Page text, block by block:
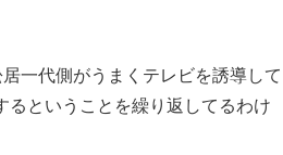
一代側がうまくテレビを誘導して
るということを繰り返してるわけ